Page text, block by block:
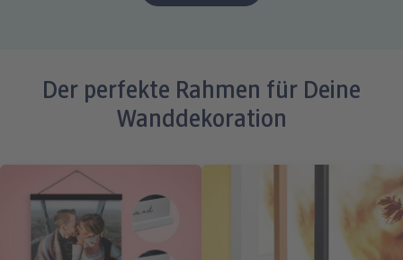
Der perfekte Rahmen für Deine
Wanddekoration